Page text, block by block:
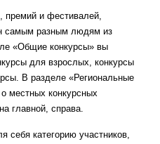
премий и фестивалей,
самым разным людям из
«Общие конкурсы» вы
для взрослых, конкурсы
В разделе «Региональные
местных конкурсных
главной, справа.
себя категорию участников,